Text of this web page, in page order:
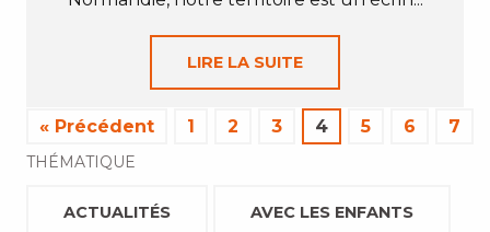
LIRE LA SUITE
« Précédent 1 2 3 4 5 6 7
THÉMATIQUE
ACTUALITÉS AVEC LES ENFANTS